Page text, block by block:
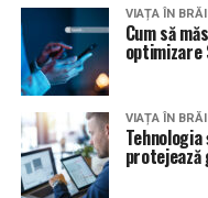
VIAȚA ÎN
Cum să
optimizare
VIAȚA ÎN